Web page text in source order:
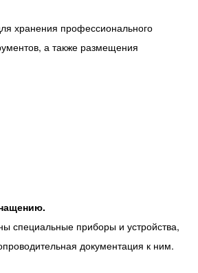
хранения профессионального
а также размещения
специальные приборы и устройства,
документация к ним.